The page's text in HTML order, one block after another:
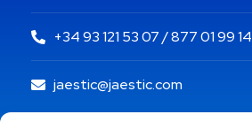
+34 93 121 53 07 / 877 01 99 14
jaestic@jaestic.com